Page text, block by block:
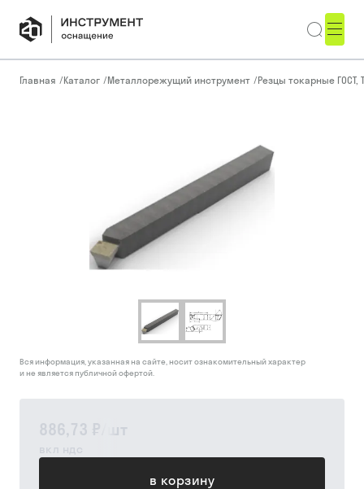
Главная /Каталог /Металлорежущий инструмент /Резцы токарные ГОСТ,
886,73 ₽ шт
вкл ндс
в корзину
Вся информация, указанная на сайте, носит ознакомительный характер
и не является публичной офертой.